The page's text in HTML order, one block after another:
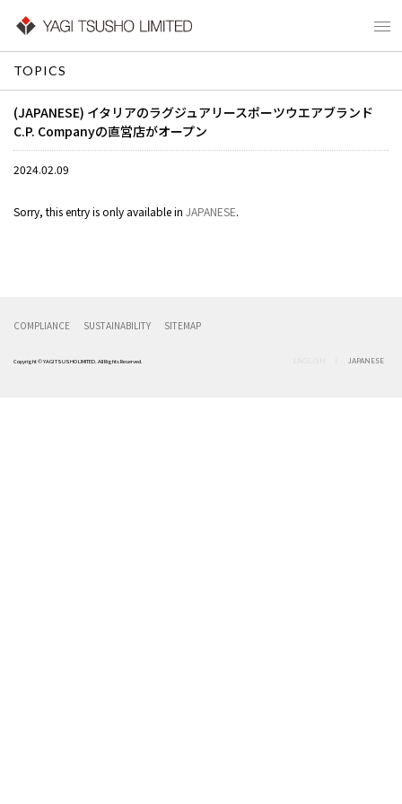
TOPICS
(JAPANESE) イタリアのラグジュアリースポーツウエアブランド
C.P. Companyの直営店がオープン
2024.02.09
Sorry, this entry is only available in JAPANESE.
COMPLIANCE SUSTAINABILITY SITEMAP
Copyright © YAGI TSUSHO LIMITED. All Rights Reserved. JAPANESE